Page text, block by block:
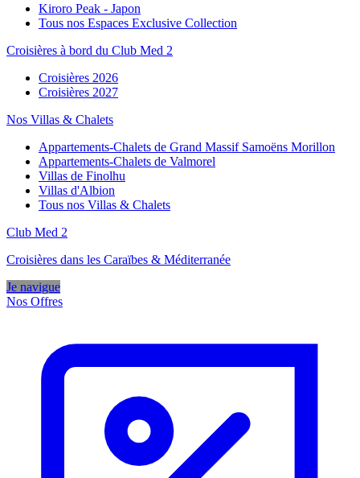
Kiroro Peak - Japon
Tous nos Espaces Exclusive Collection
Croisières à bord du Club Med 2
Croisières 2026
Croisières 2027
Nos Villas & Chalets
Appartements-Chalets de Grand Massif Samoëns Morillon
Appartements-Chalets de Valmorel
Villas de Finolhu
Villas d'Albion
Tous nos Villas & Chalets
Club Med 2
Croisières dans les Caraïbes & Méditerranée
Je navigue
Nos Offres